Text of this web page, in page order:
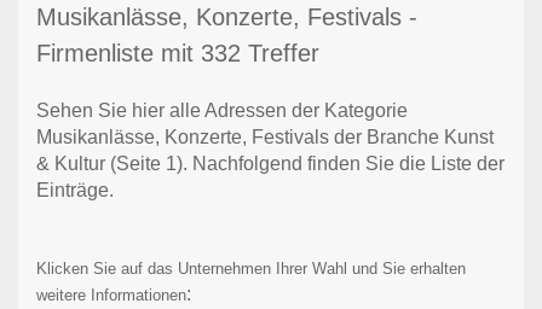
Musikanlässe, Konzerte, Festivals -
Firmenliste mit 332 Treffer
Sehen Sie hier alle Adressen der Kategorie
Musikanlässe, Konzerte, Festivals der Branche Kunst
& Kultur (Seite 1). Nachfolgend finden Sie die Liste der
Einträge.
Klicken Sie auf das Unternehmen Ihrer Wahl und Sie erhalten
weitere Informationen: